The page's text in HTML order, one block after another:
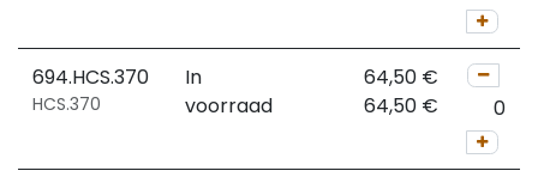
694.HCS.370
HCS.370
In
voorraad
64,50 €
64,50 €